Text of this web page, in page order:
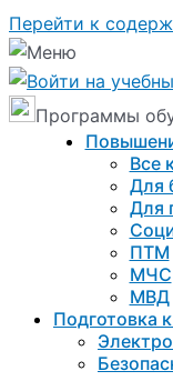
Перейти к
Программы
Все
Для
Для
ПТМ
МЧС
МВД
Подготовка